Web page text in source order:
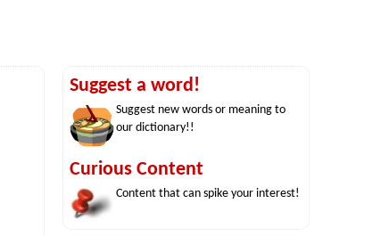
Suggest a word!
Suggest new words or meaning to
our dictionary!!
Curious Content
Content that can spike your interest!